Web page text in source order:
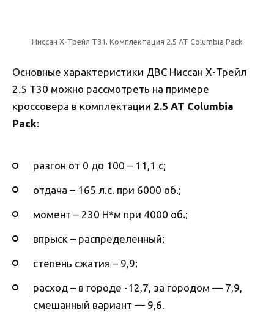
Ниссан Х-Трейл T31. Комплектация 2.5 AT Columbia Pack
Основные характеристики ДВС Ниссан Х-Трейл
2.5 T30 можно рассмотреть на примере
кроссовера в комплектации 2.5 AT Columbia
Pack:
разгон от 0 до 100 – 11,1 с;
отдача – 165 л.с. при 6000 об.;
момент – 230 Н*м при 4000 об.;
впрыск – распределенный;
степень сжатия – 9,9;
расход – в городе -12,7, за городом — 7,9,
смешанный вариант — 9,6.